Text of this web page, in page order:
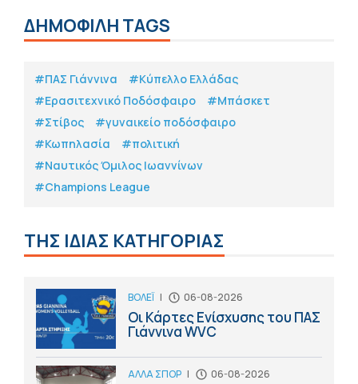
ΔΗΜΟΦΙΛΗ TAGS
#ΠΑΣ Γιάννινα
#Κύπελλο Ελλάδας
#Eρασιτεχνικό Ποδόσφαιρο
#Μπάσκετ
#Στίβος
#γυναικείο ποδόσφαιρο
#Κωπηλασία
#πολιτική
#Ναυτικός Όμιλος Ιωαννίνων
#Champions League
ΤΗΣ ΙΔΙΑΣ ΚΑΤΗΓΟΡΙΑΣ
ΒΟΛΕΪ | 06-08-2026
Οι Κάρτες Ενίσχυσης του ΠΑΣ
Γιάννινα WVC
ΑΛΛΑ ΣΠΟΡ | 06-08-2026